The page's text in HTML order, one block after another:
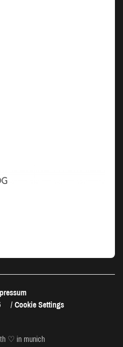
Cookie Settings
♡ in munich